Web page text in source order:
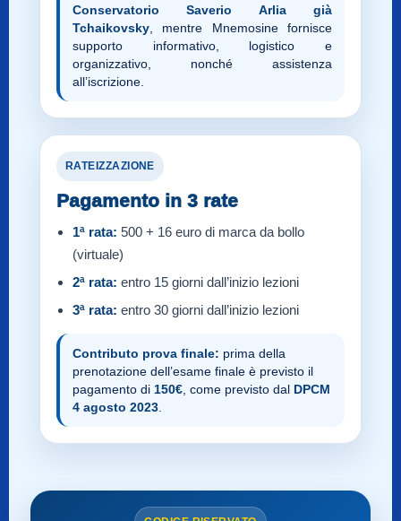
Conservatorio Saverio Arlia già
Tchaikovsky , mentre Mnemosine fornisce
supporto informativo, logistico e
organizzativo, nonché assistenza
all’iscrizione.
RATEIZZAZIONE
Pagamento in 3 rate
1ª rata: 500 + 16 euro di marca da bollo
(virtuale)
2ª rata: entro 15 giorni dall’inizio lezioni
3ª rata: entro 30 giorni dall’inizio lezioni
Contributo prova finale: prima della
prenotazione dell’esame finale è previsto il
pagamento di 150€ , come previsto dal DPCM
4 agosto 2023